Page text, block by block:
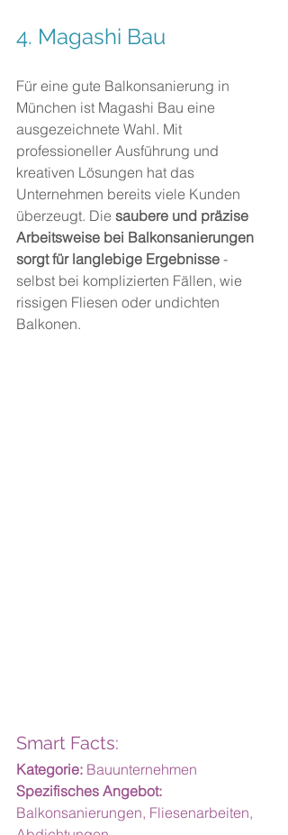
4. Magashi Bau
Für eine gute Balkonsanierung in
München ist Magashi Bau eine
ausgezeichnete Wahl. Mit
professioneller Ausführung und
kreativen Lösungen hat das
Unternehmen bereits viele Kunden
überzeugt. Die saubere und präzise
Arbeitsweise bei Balkonsanierungen
sorgt für langlebige Ergebnisse -
selbst bei komplizierten Fällen, wie
rissigen Fliesen oder undichten
Balkonen.
Smart Facts:
Kategorie: Bauunternehmen
Spezifisches Angebot:
Balkonsanierungen, Fliesenarbeiten,